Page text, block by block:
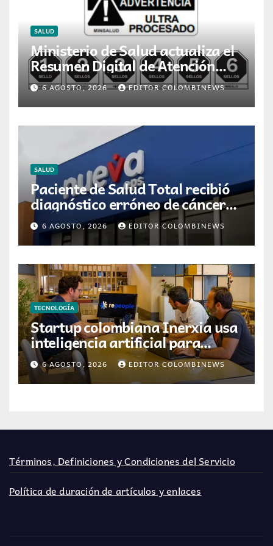
SALUD
Ministerio de Salud actualiza el
Resumen Digital de Atención
para la dispensación de
medicamentos en Colombia
6 AGOSTO, 2026 EDITOR COLOMBINEWS
SALUD
Paciente de Salud Total recibió
diagnóstico erróneo de cáncer
por resultados de otra persona
6 AGOSTO, 2026 EDITOR COLOMBINEWS
TECNOLOGÍA
Startup colombiana Inerxia usa
inteligencia artificial para
optimizar servicios de internet
6 AGOSTO, 2026 EDITOR COLOMBINEWS
Términos, Definiciones y Condiciones del Servicio
Política de duración de artículos y enlaces